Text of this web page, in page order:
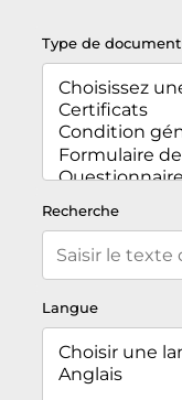
Type de document
Recherche
Langue